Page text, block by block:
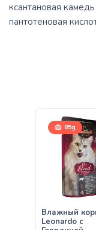
ксантановая
пантотеновая
85g
Влажный
Leonardo с